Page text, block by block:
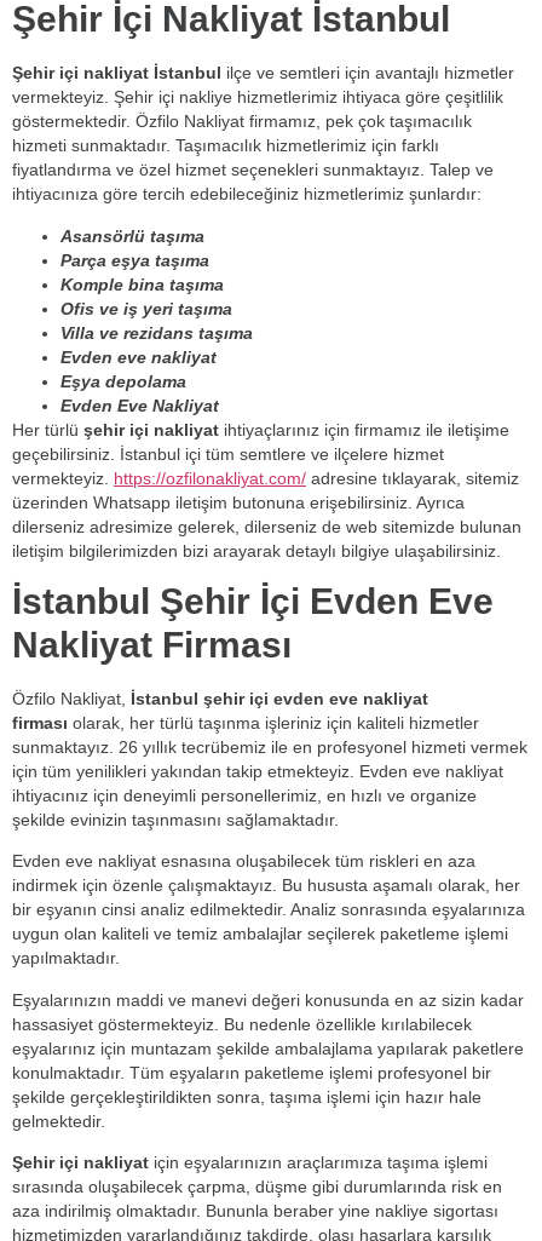
Şehir İçi Nakliyat İstanbul
Şehir içi nakliyat İstanbul ilçe ve semtleri için avantajlı hizmetler
vermekteyiz. Şehir içi nakliye hizmetlerimiz ihtiyaca göre çeşitlilik
göstermektedir. Özfilo Nakliyat firmamız, pek çok taşımacılık
hizmeti sunmaktadır. Taşımacılık hizmetlerimiz için farklı
fiyatlandırma ve özel hizmet seçenekleri sunmaktayız. Talep ve
ihtiyacınıza göre tercih edebileceğiniz hizmetlerimiz şunlardır:
Asansörlü taşıma
Parça eşya taşıma
Komple bina taşıma
Ofis ve iş yeri taşıma
Villa ve rezidans taşıma
Evden eve nakliyat
Eşya depolama
Evden Eve Nakliyat
Her türlü şehir içi nakliyat ihtiyaçlarınız için firmamız ile iletişime
geçebilirsiniz. İstanbul içi tüm semtlere ve ilçelere hizmet
vermekteyiz. https://ozfilonakliyat.com/ adresine tıklayarak, sitemiz
üzerinden Whatsapp iletişim butonuna erişebilirsiniz. Ayrıca
dilerseniz adresimize gelerek, dilerseniz de web sitemizde bulunan
iletişim bilgilerimizden bizi arayarak detaylı bilgiye ulaşabilirsiniz.
İstanbul Şehir İçi Evden Eve
Nakliyat Firması
Özfilo Nakliyat, İstanbul şehir içi evden eve nakliyat
firması olarak, her türlü taşınma işleriniz için kaliteli hizmetler
sunmaktayız. 26 yıllık tecrübemiz ile en profesyonel hizmeti vermek
için tüm yenilikleri yakından takip etmekteyiz. Evden eve nakliyat
ihtiyacınız için deneyimli personellerimiz, en hızlı ve organize
şekilde evinizin taşınmasını sağlamaktadır.
Evden eve nakliyat esnasına oluşabilecek tüm riskleri en aza
indirmek için özenle çalışmaktayız. Bu hususta aşamalı olarak, her
bir eşyanın cinsi analiz edilmektedir. Analiz sonrasında eşyalarınıza
uygun olan kaliteli ve temiz ambalajlar seçilerek paketleme işlemi
yapılmaktadır.
Eşyalarınızın maddi ve manevi değeri konusunda en az sizin kadar
hassasiyet göstermekteyiz. Bu nedenle özellikle kırılabilecek
eşyalarınız için muntazam şekilde ambalajlama yapılarak paketlere
konulmaktadır. Tüm eşyaların paketleme işlemi profesyonel bir
şekilde gerçekleştirildikten sonra, taşıma işlemi için hazır hale
gelmektedir.
Şehir içi nakliyat için eşyalarınızın araçlarımıza taşıma işlemi
sırasında oluşabilecek çarpma, düşme gibi durumlarında risk en
aza indirilmiş olmaktadır. Bununla beraber yine nakliye sigortası
hizmetimizden yararlandığınız takdirde, olası hasarlara karşılık